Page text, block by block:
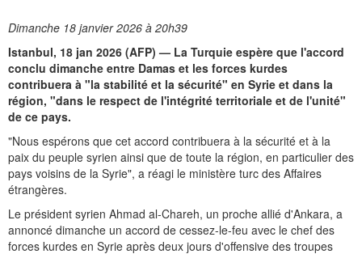
Dimanche 18 janvier 2026 à 20h39
Istanbul, 18 jan 2026 (AFP) — La Turquie espère que l'accord
conclu dimanche entre Damas et les forces kurdes
contribuera à "la stabilité et la sécurité" en Syrie et dans la
région, "dans le respect de l'intégrité territoriale et de l'unité"
de ce pays.
"Nous espérons que cet accord contribuera à la sécurité et à la
paix du peuple syrien ainsi que de toute la région, en particulier des
pays voisins de la Syrie", a réagi le ministère turc des Affaires
étrangères.
Le président syrien Ahmad al-Chareh, un proche allié d'Ankara, a
annoncé dimanche un accord de cessez-le-feu avec le chef des
forces kurdes en Syrie après deux jours d'offensive des troupes